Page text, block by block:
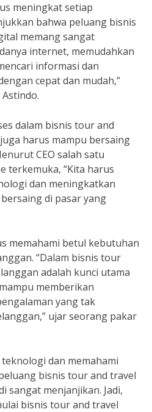
meningkat setiap
bahwa peluang bisnis
memang sangat
internet, memudahkan
informasi dan
cepat dan mudah,”
dalam bisnis tour and
harus mampu bersaing
CEO salah satu
terkemuka, “Kita harus
dan meningkatkan
di pasar yang
memahami betul kebutuhan
“Dalam bisnis tour
adalah kunci utama
memberikan
yang tak
ujar seorang pakar
dan memahami
bisnis tour and travel
sangat menjanjikan. Jadi,
bisnis tour and travel